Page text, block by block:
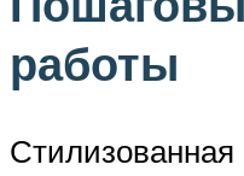
работы
Стилизованная